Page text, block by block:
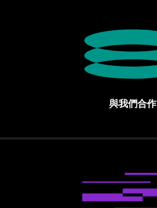
與我們合作